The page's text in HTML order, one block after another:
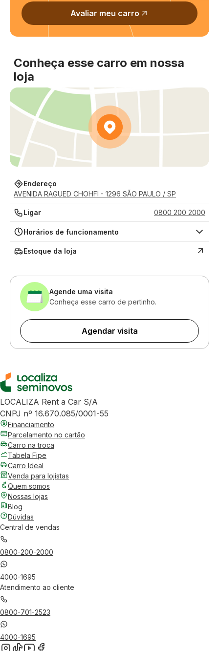
Avaliar meu carro
Conheça esse carro em nossa
loja
Endereço
AVENIDA RAGUED CHOHFI - 1296 SÃO PAULO / SP
Ligar 0800 200 2000
Horários de funcionamento
Estoque da loja
Agende uma visita
Conheça esse carro de pertinho.
Agendar visita
LOCALIZA Rent a Car S/A
CNPJ nº 16.670.085/0001-55
Financiamento
Parcelamento no cartão
Carro na troca
Tabela Fipe
Carro Ideal
Venda para lojistas
Quem somos
Nossas lojas
Blog
Dúvidas
Central de vendas
0800-200-2000
4000-1695
Atendimento ao cliente
0800-701-2523
4000-1695